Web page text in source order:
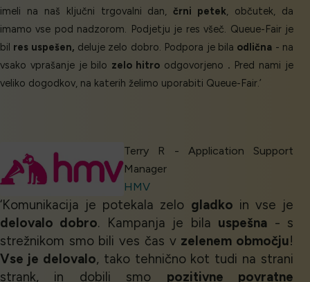
imeli na naš ključni trgovalni dan,črni petek, občutek, da
imamo vse pod nadzorom. Podjetju je res všeč. Queue-Fair je
bil res uspešen, deluje zelo dobro. Podpora je bila odlična - na
vsako vprašanje je bilo zelo hitro odgovorjeno . Pred nami je
veliko dogodkov, na katerih želimo uporabiti Queue-Fair.’
Terry R - Application Support
Manager
HMV
‘Komunikacija je potekala zelo gladko in vse je
delovalo dobro. Kampanja je bila uspešna - s
strežnikom smo bili ves čas v zelenem območju!
Vse je delovalo, tako tehnično kot tudi na strani
strank, in dobili smo pozitivne povratne